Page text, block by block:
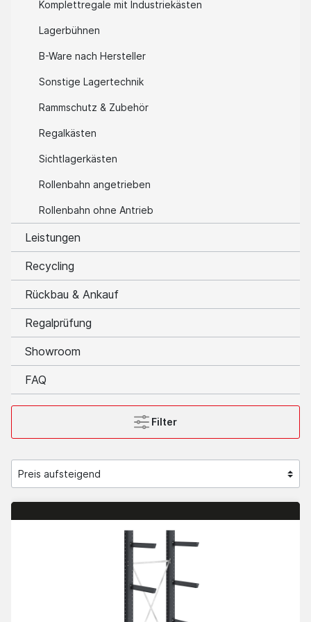
Komplettregale mit Industriekästen
Lagerbühnen
B-Ware nach Hersteller
Sonstige Lagertechnik
Rammschutz & Zubehör
Regalkästen
Sichtlagerkästen
Rollenbahn angetrieben
Rollenbahn ohne Antrieb
Leistungen
Recycling
Rückbau & Ankauf
Regalprüfung
Showroom
FAQ
Filter